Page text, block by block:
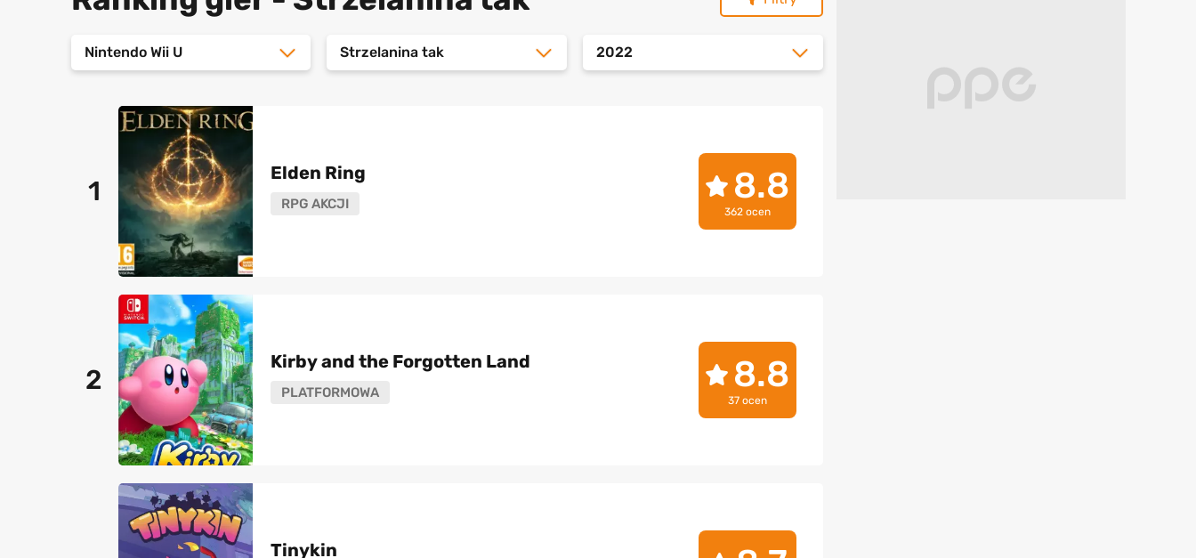
Nintendo Wii U Strzelanina tak 2022
1
Elden Ring
RPG AKCJI 8.8
362 ocen
2
Kirby and the Forgotten Land
PLATFORMOWA 8.8
37 ocen
Tinykin